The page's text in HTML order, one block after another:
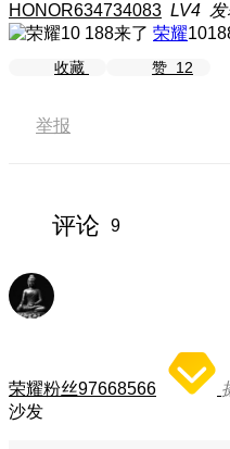
HONOR634734083 LV4
荣耀
收藏 赞 12
举报
评论 9
荣耀粉丝97668566
沙发